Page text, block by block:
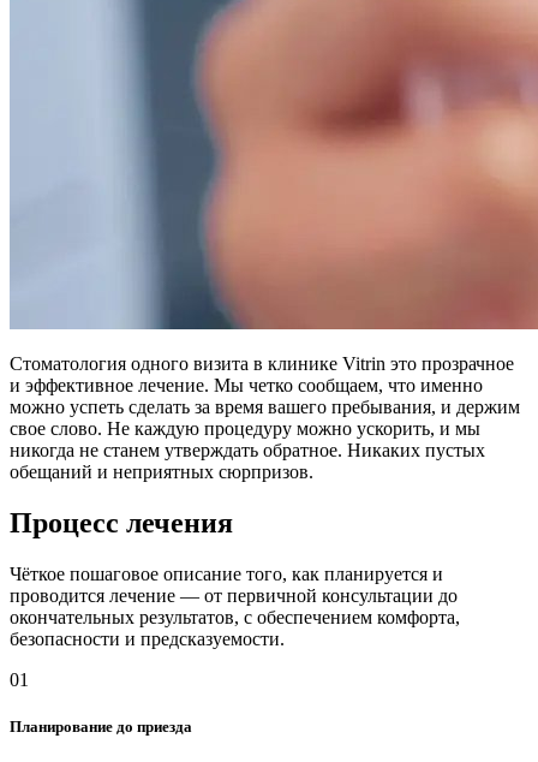
Стоматология одного визита в клинике Vitrin это прозрачное
и эффективное лечение. Мы четко сообщаем, что именно
можно успеть сделать за время вашего пребывания, и держим
свое слово. Не каждую процедуру можно ускорить, и мы
никогда не станем утверждать обратное. Никаких пустых
обещаний и неприятных сюрпризов.
Процесс лечения
Чёткое пошаговое описание того, как планируется и
проводится лечение — от первичной консультации до
окончательных результатов, с обеспечением комфорта,
безопасности и предсказуемости.
01
Планирование до приезда